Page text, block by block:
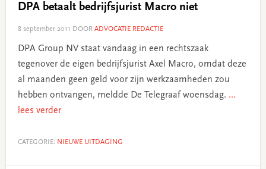
DPA betaalt bedrijfsjurist Macro niet
8 september 2011 DOOR ADVOCATIE REDACTIE
DPA Group NV staat vandaag in een rechtszaak
tegenover de eigen bedrijfsjurist Axel Macro, omdat deze
al maanden geen geld voor zijn werkzaamheden zou
hebben ontvangen, meldde De Telegraaf woensdag. ...
lees verder
CATEGORIE: NIEUWE UITDAGING